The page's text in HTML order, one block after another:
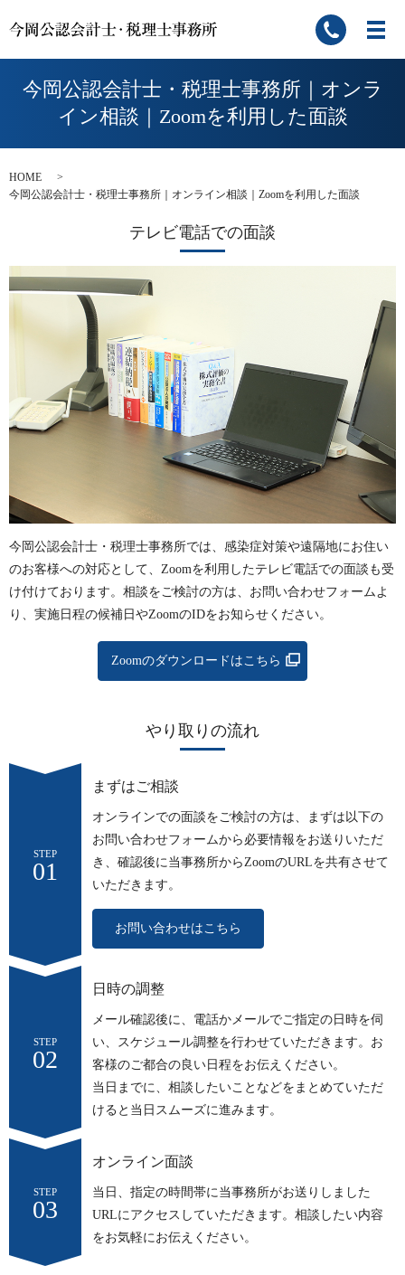
今岡公認会計士・税理士事務所｜オンラ
イン相談｜Zoomを利用した面談
HOME
今岡公認会計士・税理士事務所｜オンライン相談｜Zoomを利用した面談
テレビ電話での面談
今岡公認会計士・税理士事務所では、感染症対策や遠隔地にお住い
のお客様への対応として、Zoomを利用したテレビ電話での面談も受
け付けております。相談をご検討の方は、お問い合わせフォームよ
り、実施日程の候補日やZoomのIDをお知らせください。
Zoomのダウンロードはこちら
やり取りの流れ
STEP
01
まずはご相談
オンラインでの面談をご検討の方は、まずは以下の
お問い合わせフォームから必要情報をお送りいただ
き、確認後に当事務所からZoomのURLを共有させて
いただきます。
お問い合わせはこちら
STEP
02
日時の調整
メール確認後に、電話かメールでご指定の日時を伺
い、スケジュール調整を行わせていただきます。お
客様のご都合の良い日程をお伝えください。
当日までに、相談したいことなどをまとめていただ
けると当日スムーズに進みます。
STEP
03
オンライン面談
当日、指定の時間帯に当事務所がお送りしました
URLにアクセスしていただきます。相談したい内容
をお気軽にお伝えください。